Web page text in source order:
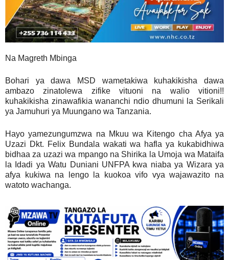
Na Magreth Mbinga
Bohari ya dawa MSD wametakiwa kuhakikisha dawa
ambazo zinatolewa zifike vituoni na walio vitioni!!
kuhakikisha zinawafikia wananchi ndio dhumuni la Serikali
ya Jamuhuri ya Muungano wa Tanzania.
Hayo yamezungumzwa na Mkuu wa Kitengo cha Afya ya
Uzazi Dkt. Felix Bundala wakati wa hafla ya kukabidhiwa
bidhaa za uzazi wa mpango na Shirika la Umoja wa Mataifa
la Idadi ya Watu Duniani UNFPA kwa niaba ya Wizara ya
afya kukiwa na lengo la kuokoa vifo vya wajawazito na
watoto wachanga.